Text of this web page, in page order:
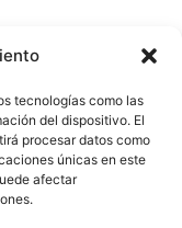
tecnologías como las
del dispositivo. El
procesar datos como
únicas en este
afectar
el control de
productivo,
generamos con